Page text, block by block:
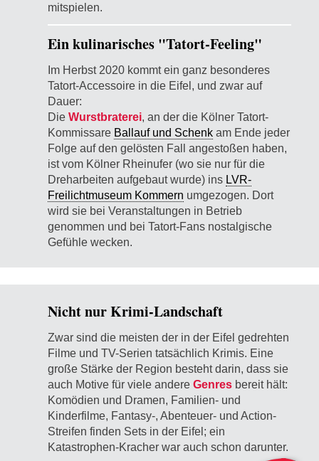
mitspielen.
Ein kulinarisches "Tatort-Feeling"
Im Herbst 2020 kommt ein ganz besonderes
Tatort-Accessoire in die Eifel, und zwar auf
Dauer:
Die Wurstbraterei, an der die Kölner Tatort-
Kommissare Ballauf und Schenk am Ende jeder
Folge auf den gelösten Fall angestoßen haben,
ist vom Kölner Rheinufer (wo sie nur für die
Dreharbeiten aufgebaut wurde) ins LVR-
Freilichtmuseum Kommern umgezogen. Dort
wird sie bei Veranstaltungen in Betrieb
genommen und bei Tatort-Fans nostalgische
Gefühle wecken.
Nicht nur Krimi-Landschaft
Zwar sind die meisten der in der Eifel gedrehten
Filme und TV-Serien tatsächlich Krimis. Eine
große Stärke der Region besteht darin, dass sie
auch Motive für viele andere Genres bereit hält:
Komödien und Dramen, Familien- und
Kinderfilme, Fantasy-, Abenteuer- und Action-
Streifen finden Sets in der Eifel; ein
Katastrophen-Kracher war auch schon darunter.